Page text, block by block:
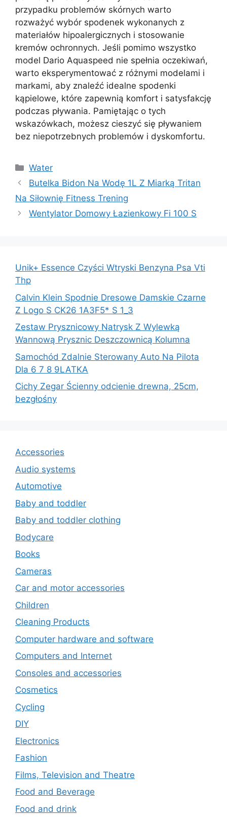
przypadku problemów skórnych warto
rozważyć wybór spodenek wykonanych z
materiałów hipoalergicznych i stosowanie
kremów ochronnych. Jeśli pomimo wszystko
model Dario Aquaspeed nie spełnia oczekiwań,
warto eksperymentować z różnymi modelami i
markami, aby znaleźć idealne spodenki
kąpielowe, które zapewnią komfort i satysfakcję
podczas pływania. Pamiętając o tych
wskazówkach, możesz cieszyć się pływaniem
bez niepotrzebnych problemów i dyskomfortu.
Kategorie
Water
Butelka Bidon Na Wodę 1L Z Miarką Tritan
Na Siłownię Fitness Trening
Wentylator Domowy Łazienkowy Fi 100 S
Unik+ Essence Czyści Wtryski Benzyna Psa Vti
Thp
Calvin Klein Spodnie Dresowe Damskie Czarne
Z Logo S CK26 1A3F5* S 1_3
Zestaw Prysznicowy Natrysk Z Wylewką
Wannową Prysznic Deszczownicą Kolumna
Samochód Zdalnie Sterowany Auto Na Pilota
Dla 6 7 8 9LATKA
Cichy Zegar Ścienny odcienie drewna, 25cm,
bezgłośny
Accessories
Audio systems
Automotive
Baby and toddler
Baby and toddler clothing
Bodycare
Books
Cameras
Car and motor accessories
Children
Cleaning Products
Computer hardware and software
Computers and Internet
Consoles and accessories
Cosmetics
Cycling
DIY
Electronics
Fashion
Films, Television and Theatre
Food and Beverage
Food and drink